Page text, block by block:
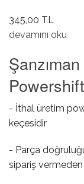
345,00 TL
Prizdirek Keçesi
devamını oku
- İthal üretim
keçesidir
- Parça
sipariş